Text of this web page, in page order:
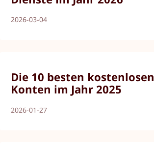
2026-03-04
Die 10 besten
Konten im Jahr 2025
2026-01-27